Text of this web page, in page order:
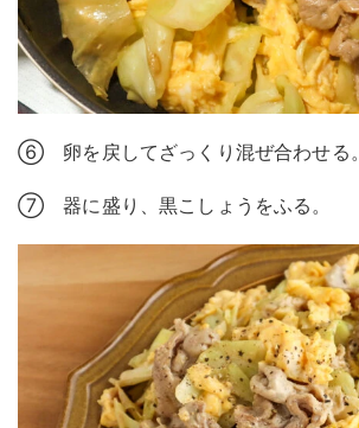
⑥ 卵を戻してざっくり混ぜ合わせる。
⑦ 器に盛り、黒こしょうをふる。